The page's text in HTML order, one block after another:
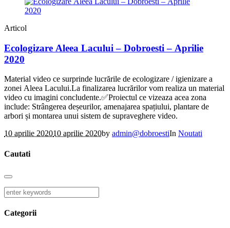
Articol
Ecologizare Aleea Lacului – Dobroesti – Aprilie
2020
Material video ce surprinde lucrările de ecologizare / igienizare a
zonei Aleea Lacului.La finalizarea lucrărilor vom realiza un material
video cu imagini concludente.✅Proiectul ce vizeaza acea zona
include: Strângerea deșeurilor, amenajarea spațiului, plantare de
arbori și montarea unui sistem de supraveghere video.
10 aprilie 202010 aprilie 2020by admin@dobroestiIn Noutati
Cautati
Categorii